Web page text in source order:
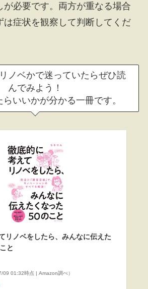
が必要です。両方が重なる場合
は症状を観察して判断してくだ
ノベかで迷っていたらぜひ読
んでみよう！
いいかが分かる一冊です。
リノベをしたら、みんなに伝えた
と
09 01:32時点 | Amazon調べ）